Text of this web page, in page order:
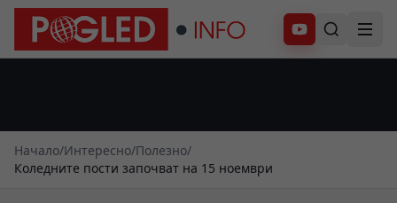
Абонирай се
Начало/Интересно/Полезно/
Коледните пости започват на 15 ноември